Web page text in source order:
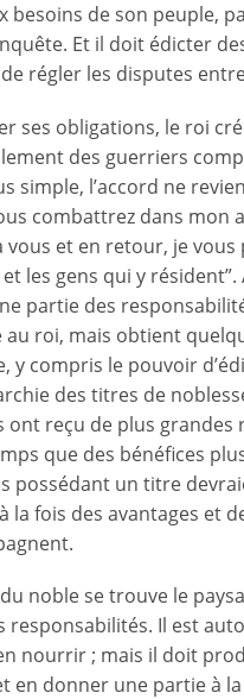
besoins de son peuple,
Et il doit édicter
régler les disputes
ses obligations, le roi
des guerriers
simple, l’accord ne
combattrez dans mon
vous et en retour, je
les gens qui y résident”.
partie des
au roi, mais obtient
y compris le pouvoir
des titres de
ont reçu de plus grandes
que des bénéfices
possédant un titre
la fois des avantages et
noble se trouve le
responsabilités. Il est
nourrir ; mais il doit
en donner une partie à la